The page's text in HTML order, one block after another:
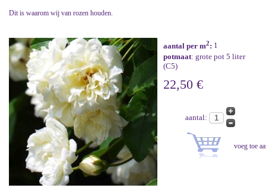
Dit is waarom wij van rozen houden.
aantal per m2: 1
potmaat: grote pot 5 liter
(C5)
22,50 €
aantal: